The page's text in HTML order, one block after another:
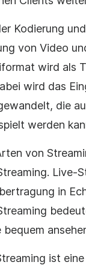
Kodierung und
von Video
wird als
wird das
die
werden
von
Live-
in
ist